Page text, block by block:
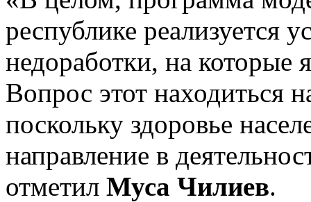
республике реализуется
недоработки, на которые
Вопрос этот находиться
поскольку здоровье
направление в
отметил Муса Чилиев.